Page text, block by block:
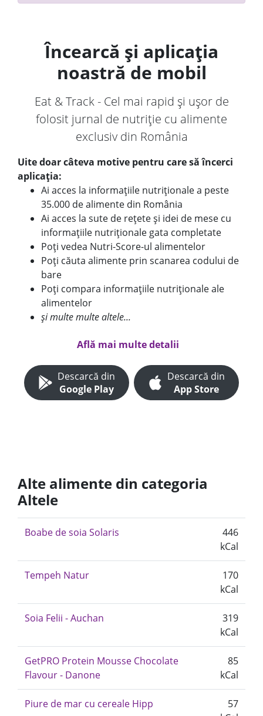
Încearcă și aplicația
noastră de mobil
Eat & Track - Cel mai rapid și ușor de
folosit jurnal de nutriție cu alimente
exclusiv din România
Uite doar câteva motive pentru care să încerci
aplicația:
Ai acces la informațiile nutriționale a peste
35.000 de alimente din România
Ai acces la sute de rețete și idei de mese cu
informațiile nutriționale gata completate
Poți vedea Nutri-Score-ul alimentelor
Poți căuta alimente prin scanarea codului de
bare
Poți compara informațiile nutriționale ale
alimentelor
și multe multe altele...
Află mai multe detalii
Descarcă din
Google Play
Descarcă din
App Store
Alte alimente din categoria
Altele
Boabe de soia Solaris
446
kCal
Tempeh Natur
170
kCal
Soia Felii - Auchan
319
kCal
GetPRO Protein Mousse Chocolate
Flavour - Danone
85
kCal
Piure de mar cu cereale Hipp
57